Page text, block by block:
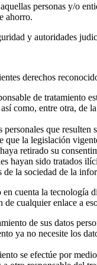
personas y/o
ahorro.
y autoridades
derechos
de tratamiento
como, entre otra,
que
la legislación
retirado su
hayan sido tratados
la sociedad de la
cuenta la
cualquier enlace a
de sus datos
ya no necesite los
se efectúe por